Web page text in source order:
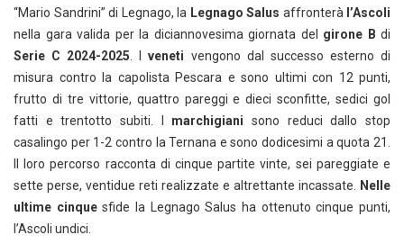
“Mario Sandrini” di Legnago, la Legnago Salus affronterà l’Ascoli
nella gara valida per la diciannovesima giornata del girone B di
Serie C 2024-2025. Iveneti vengono dal successo esterno di
misura contro la capolista Pescara e sono ultimi con 12 punti,
frutto di tre vittorie, quattro pareggi e dieci sconfitte, sedici gol
fatti e trentotto subiti. I marchigianisono reduci dallo stop
casalingo per 1-2 contro la Ternana e sono dodicesimi a quota 21.
Il loro percorso racconta di cinque partite vinte, sei pareggiate e
sette perse, ventidue reti realizzate e altrettante incassate. Nelle
ultime cinquesfide la Legnago Salus ha ottenuto cinque punti,
l’Ascoli undici.